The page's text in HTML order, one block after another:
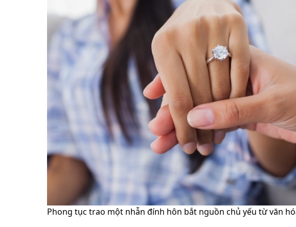
Phong tục trao một nhẫn đính hôn bắt nguồn chủ yếu từ văn